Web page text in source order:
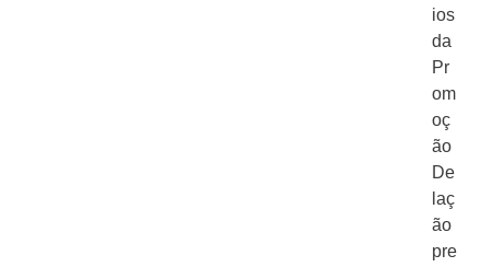
ios
da
Pr
om
oç
ão
De
laç
ão
pre